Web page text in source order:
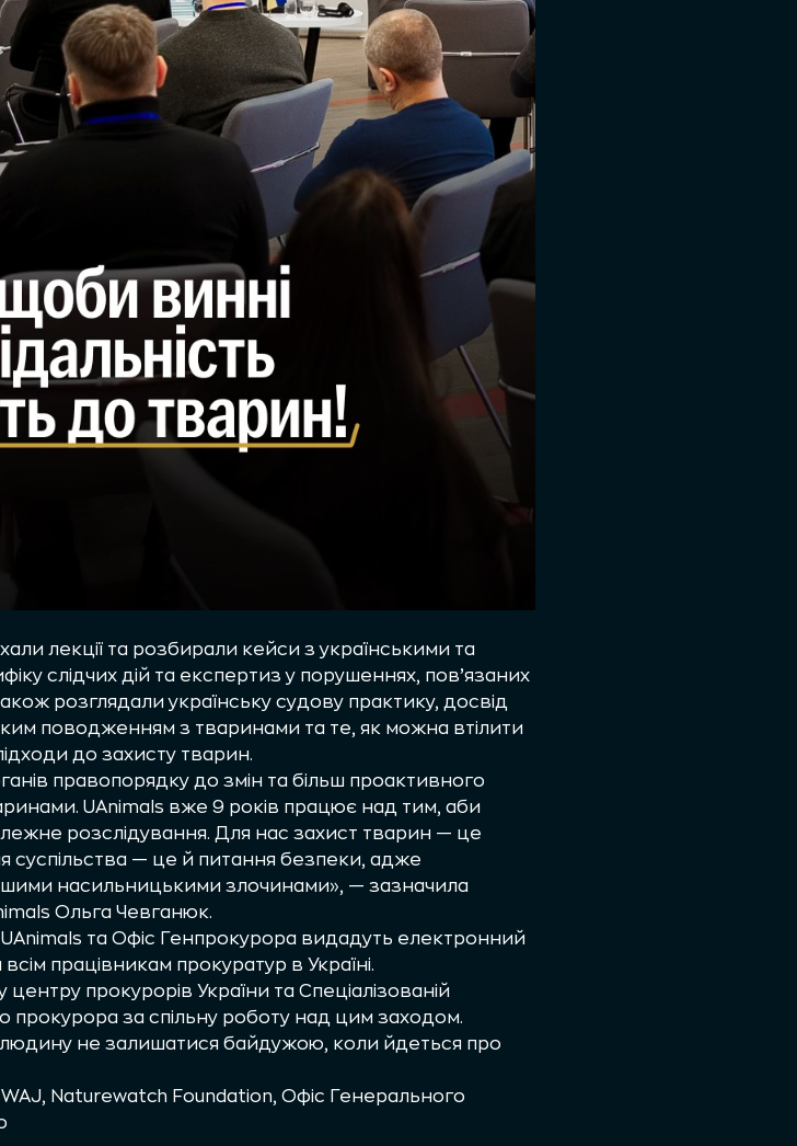
лекції та розбирали кейси з українськими та
слідчих дій та експертиз у порушеннях, пов’язаних
розглядали українську судову практику, досвід
поводженням з тваринами та те, як можна втілити
до захисту тварин.
правопорядку до змін та більш проактивного
UAnimals вже 9 років працює над тим, аби
розслідування. Для нас захист тварин — це
суспільства — це й питання безпеки, адже
насильницькими злочинами», — зазначила
Ольга Чевганюк.
та Офіс Генпрокурора видадуть електронний
працівникам прокуратур в Україні.
прокурорів України та Спеціалізованій
прокурора за спільну роботу над цим заходом.
не залишатися байдужою, коли йдеться про
, Naturewatch Foundation, Офіс Генерального